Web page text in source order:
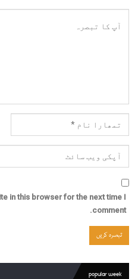
in this browser for the next time I
comment.
popular week